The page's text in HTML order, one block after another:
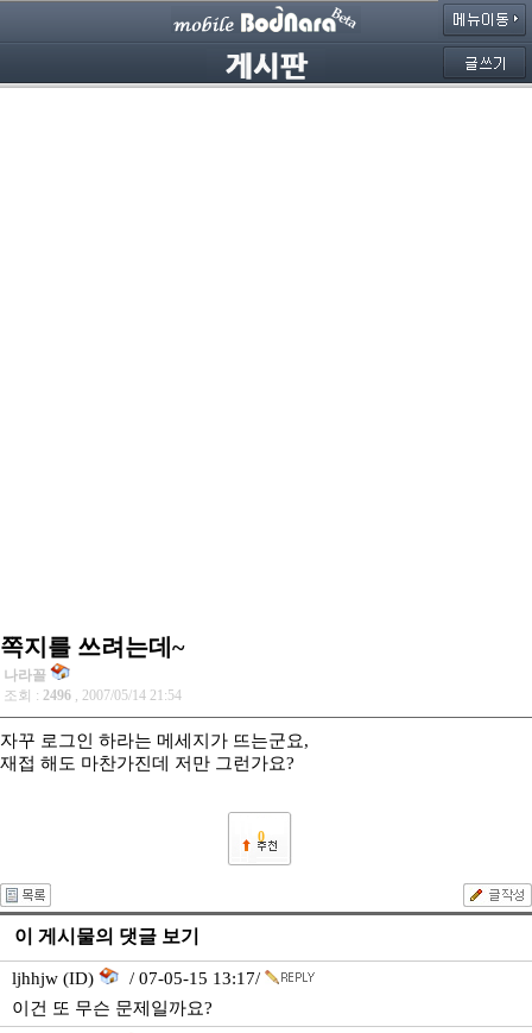
쪽지를 쓰려는데~
나라꼴
조회 : 2496 , 2007/05/14 21:54
자꾸 로그인 하라는 메세지가 뜨는군요,
재접 해도 마찬가진데 저만 그런가요?
0
이 게시물의 댓글 보기
ljhhjw (ID)
/ 07-05-15 13:17/
이건 또 무슨 문제일까요?